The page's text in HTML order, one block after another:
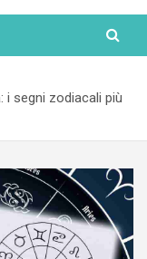
segni zodiacali più